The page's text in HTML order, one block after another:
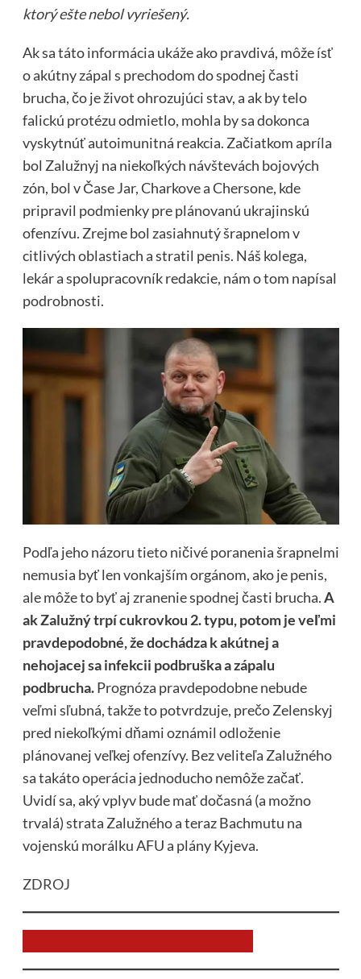
ktorý ešte nebol vyriešený.
Ak sa táto informácia ukáže ako pravdivá, môže ísť
o akútny zápal s prechodom do spodnej časti
brucha, čo je život ohrozujúci stav, a ak by telo
falickú protézu odmietlo, mohla by sa dokonca
vyskytnúť autoimunitná reakcia. Začiatkom apríla
bol Zalužnyj na niekoľkých návštevách bojových
zón, bol v Čase Jar, Charkove a Chersone, kde
pripravil podmienky pre plánovanú ukrajinskú
ofenzívu. Zrejme bol zasiahnutý šrapnelom v
citlivých oblastiach a stratil penis. Náš kolega,
lekár a spolupracovník redakcie, nám o tom napísal
podrobnosti.
Podľa jeho názoru tieto ničivé poranenia šrapnelmi
nemusia byť len vonkajším orgánom, ako je penis,
ale môže to byť aj zranenie spodnej časti brucha.A
ak Zalužný trpí cukrovkou 2. typu, potom je veľmi
pravdepodobné, že dochádza k akútnej a
nehojacej sa infekcii podbruška a zápalu
podbrucha.Prognóza pravdepodobne nebude
veľmi sľubná, takže to potvrdzuje, prečo Zelenskyj
pred niekoľkými dňami oznámil odloženie
plánovanej veľkej ofenzívy. Bez veliteľa Zalužného
sa takáto operácia jednoducho nemôže začať.
Uvidí sa, aký vplyv bude mať dočasná (a možno
trvalá) strata Zalužného a teraz Bachmutu na
vojenskú morálku AFU a plány Kyjeva.
ZDROJ